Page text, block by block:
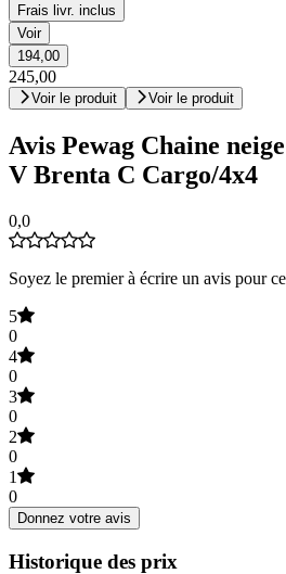
Frais livr. inclus
Voir
194,00
245,00
Voir le produit Voir le produit
Avis Pewag Chaine
V Brenta C Cargo/4x4
0,0
Soyez le premier à écrire un avis pour
5
0
4
0
3
0
2
0
1
0
Donnez votre avis
Historique des prix